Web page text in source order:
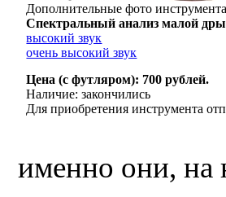
Дополнительные фото
Спектральный анализ малой
высокий звук
очень высокий звук
Цена (с футляром): 700 рублей.
Наличие: закончились
Для приобретения инструмента
именно они, на